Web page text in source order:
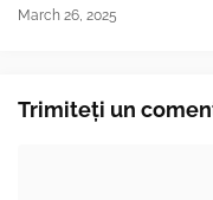
March 26, 2025
Trimiteți un